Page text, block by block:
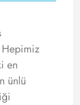
Hepimiz
en
ünlü